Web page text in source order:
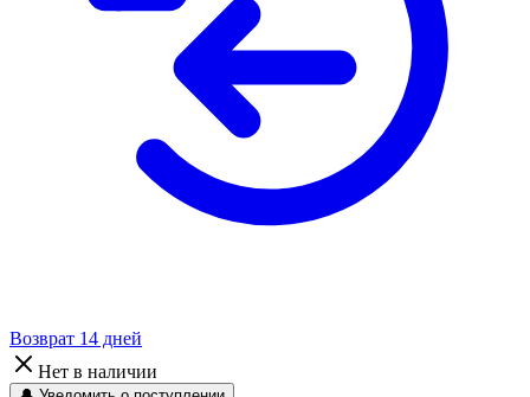
Возврат 14 дней
Нет в наличии